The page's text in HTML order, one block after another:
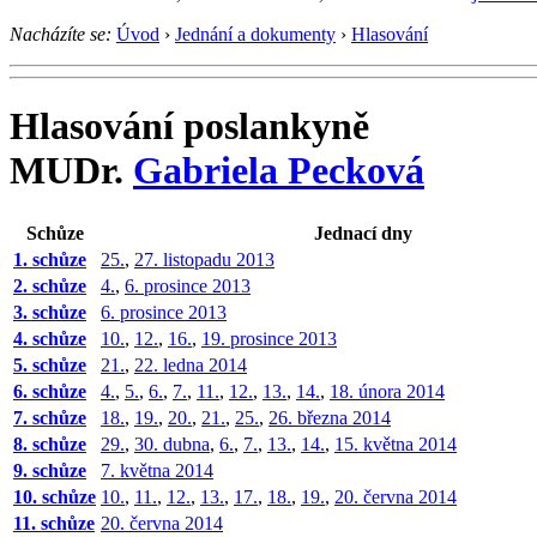
Nacházíte se: Úvod › Jednání a dokumenty › Hlasování
Hlasování poslankyně
MUDr. Gabriela Pecková
Schůze
Jednací dny
1. schůze
25., 27. listopadu 2013
2. schůze
4., 6. prosince 2013
3. schůze
6. prosince 2013
4. schůze
10., 12., 16., 19. prosince 2013
5. schůze
21., 22. ledna 2014
6. schůze
4., 5., 6., 7., 11., 12., 13., 14., 18. února 2014
7. schůze
18., 19., 20., 21., 25., 26. března 2014
8. schůze
29., 30. dubna, 6., 7., 13., 14., 15. května 2014
9. schůze
7. května 2014
10. schůze 10., 11., 12., 13., 17., 18., 19., 20. června 2014
11. schůze 20. června 2014